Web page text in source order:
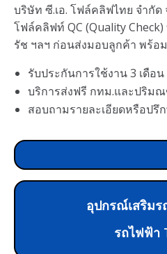
บริษัท ซี.เอ. โฟล์คลิฟไทย จำกั
โฟล์คลิฟท์ QC (Quality
รัช ฯลฯ ก่อนส่งมอบลูกค้า พร้อ
รับประกันการใช้งาน 3 เดือน
บริการส่งฟรี กทม.และปริม
สอบถามรายละเอียดหรือปรึ
อุปกรณ์เสริม
รถไฟฟ้า